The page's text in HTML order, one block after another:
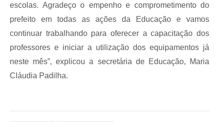
escolas. Agradeço o empenho e comprometimento do
prefeito em todas as ações da Educação e vamos
continuar trabalhando para oferecer a capacitação dos
professores e iniciar a utilização dos equipamentos já
neste mês”, explicou a secretária de Educação, Maria
Cláudia Padilha.